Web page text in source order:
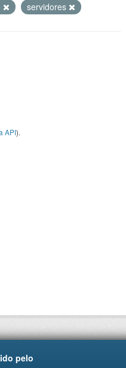
servidores
API).
pelo